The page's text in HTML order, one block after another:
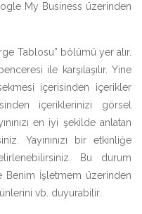
My Business üzerinden
Tablosu” bölümü yer alır.
ile karşılaşılır. Yine
içerisinden içerikler
içeriklerinizi görsel
en iyi şekilde anlatan
Yayınınızı bir etkinliğe
Bu durum
Benim İşletmem üzerinden
vb. duyurabilir.